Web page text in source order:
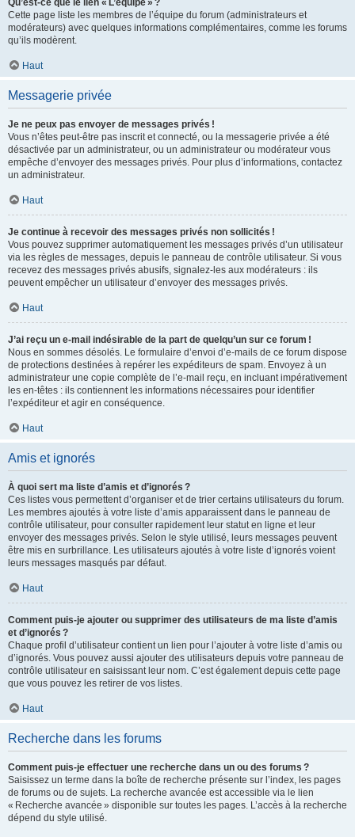
Qu’est-ce que le lien « L’équipe » ?
Cette page liste les membres de l’équipe du forum (administrateurs et
modérateurs) avec quelques informations complémentaires, comme les forums
qu’ils modèrent.
Haut
Messagerie privée
Je ne peux pas envoyer de messages privés !
Vous n’êtes peut-être pas inscrit et connecté, ou la messagerie privée a été
désactivée par un administrateur, ou un administrateur ou modérateur vous
empêche d’envoyer des messages privés. Pour plus d’informations, contactez
un administrateur.
Haut
Je continue à recevoir des messages privés non sollicités !
Vous pouvez supprimer automatiquement les messages privés d’un utilisateur
via les règles de messages, depuis le panneau de contrôle utilisateur. Si vous
recevez des messages privés abusifs, signalez-les aux modérateurs : ils
peuvent empêcher un utilisateur d’envoyer des messages privés.
Haut
J’ai reçu un e-mail indésirable de la part de quelqu’un sur ce forum !
Nous en sommes désolés. Le formulaire d’envoi d’e-mails de ce forum dispose
de protections destinées à repérer les expéditeurs de spam. Envoyez à un
administrateur une copie complète de l’e-mail reçu, en incluant impérativement
les en-têtes : ils contiennent les informations nécessaires pour identifier
l’expéditeur et agir en conséquence.
Haut
Amis et ignorés
À quoi sert ma liste d’amis et d’ignorés ?
Ces listes vous permettent d’organiser et de trier certains utilisateurs du forum.
Les membres ajoutés à votre liste d’amis apparaissent dans le panneau de
contrôle utilisateur, pour consulter rapidement leur statut en ligne et leur
envoyer des messages privés. Selon le style utilisé, leurs messages peuvent
être mis en surbrillance. Les utilisateurs ajoutés à votre liste d’ignorés voient
leurs messages masqués par défaut.
Haut
Comment puis-je ajouter ou supprimer des utilisateurs de ma liste d’amis
et d’ignorés ?
Chaque profil d’utilisateur contient un lien pour l’ajouter à votre liste d’amis ou
d’ignorés. Vous pouvez aussi ajouter des utilisateurs depuis votre panneau de
contrôle utilisateur en saisissant leur nom. C’est également depuis cette page
que vous pouvez les retirer de vos listes.
Haut
Recherche dans les forums
Comment puis-je effectuer une recherche dans un ou des forums ?
Saisissez un terme dans la boîte de recherche présente sur l’index, les pages
de forums ou de sujets. La recherche avancée est accessible via le lien
« Recherche avancée » disponible sur toutes les pages. L’accès à la recherche
dépend du style utilisé.